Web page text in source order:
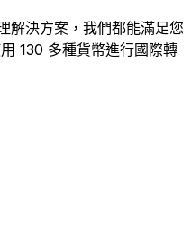
解決方案，我們都能滿足您
130 多種貨幣進行國際轉